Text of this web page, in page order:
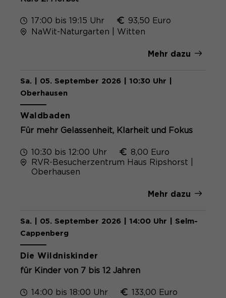
17:00 bis 19:15 Uhr
93,50 Euro
NaWit-Naturgarten | Witten
Mehr dazu
Sa. | 05. September 2026 | 10:30 Uhr |
Oberhausen
Waldbaden
Für mehr Gelassenheit, Klarheit und Fokus
10:30 bis 12:00 Uhr
8,00 Euro
RVR-Besucherzentrum Haus Ripshorst |
Oberhausen
Mehr dazu
Sa. | 05. September 2026 | 14:00 Uhr | Selm-
Cappenberg
Die Wildniskinder
für Kinder von 7 bis 12 Jahren
14:00 bis 18:00 Uhr
133,00 Euro